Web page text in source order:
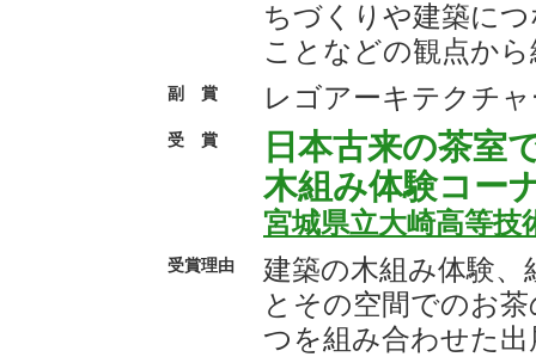
ちづくりや建築に
ことなどの観点か
副 賞 レゴアーキテクチ
受 賞
日本古来の茶室
木組み体験コー
宮城県立大崎高等技
受賞理由
建築の木組み体験
とその空間でのお
つを組み合わせた